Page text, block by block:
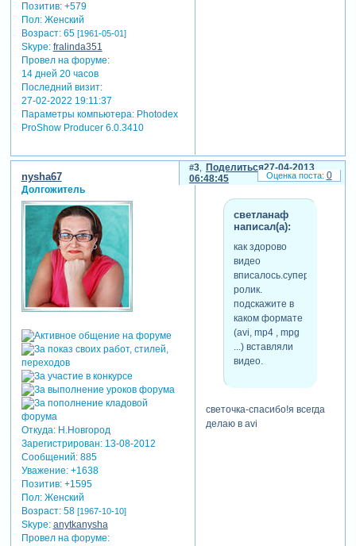
Позитив: +579
Пол:Женский
Возраст:65 [1961-05-01]
Skype: fralinda351
Провел на форуме:
14 дней 20 часов
Последний визит:
27-02-2022 19:11:37
Параметры компьютера:Photodex
ProShow Producer 6.0.3410
Поделиться
3
27-04-2013
06:48:45
nysha67
Долгожитель
Откуда:Н.Новгород
Зарегистрирован: 13-08-2012
Сообщений:885
Уважение: +1638
Позитив: +1595
Пол:Женский
Возраст:58 [1967-10-10]
Skype: anytkanysha
Провел на форуме:
светланаф
написал(а):
как здорово
видео
вписалось.супер
ролик.
подскажите в
каком формате
(avi, mp4 , mpg
...) вставляли
видео.
светочка-спасибо!я всегда
делаю в avi
0